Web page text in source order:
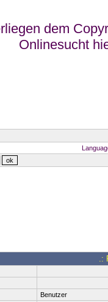
dem
Onlinesucht
.:
Benutzer